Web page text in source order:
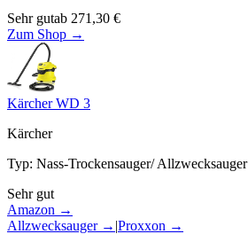
Sehr gutab 271,30 €
Zum Shop →
Kärcher WD 3
Kärcher
Typ: Nass-Trockensauger/ Allzwecksauger
Sehr gut
Amazon →
Allzwecksauger→ |Proxxon →